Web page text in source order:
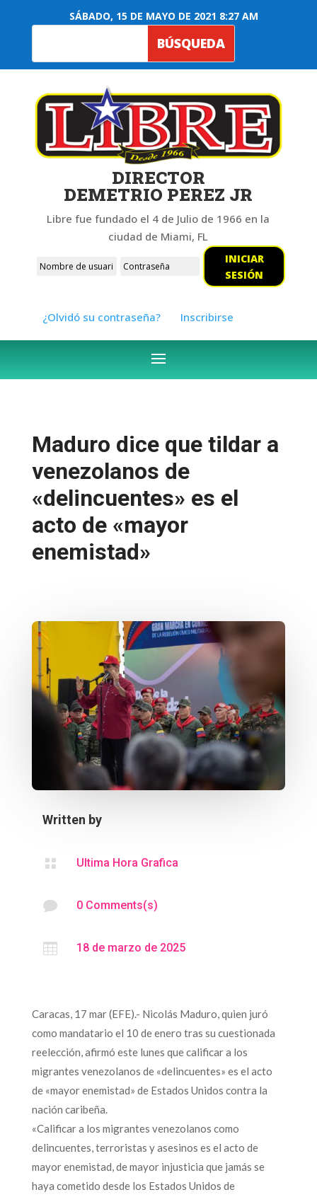
SÁBADO, 15 DE MAYO DE 2021 8:27 AM
DIRECTOR
DEMETRIO PEREZ JR
Libre fue fundado el 4 de Julio de 1966 en la
ciudad de Miami, FL
INICIAR
SESIÓN
¿Olvidó su contraseña? Inscribirse
Maduro dice que tildar a
venezolanos de
«delincuentes» es el
acto de «mayor
enemistad»
Written by
 Ultima Hora Grafica
 0 Comments(s)
 18 de marzo de 2025
Caracas, 17 mar (EFE).- Nicolás Maduro, quien juró
como mandatario el 10 de enero tras su cuestionada
reelección, afirmó este lunes que calificar a los
migrantes venezolanos de «delincuentes» es el acto
de «mayor enemistad» de Estados Unidos contra la
nación caribeña.
«Calificar a los migrantes venezolanos como
delincuentes, terroristas y asesinos es el acto de
mayor enemistad, de mayor injusticia que jamás se
haya cometido desde los Estados Unidos de